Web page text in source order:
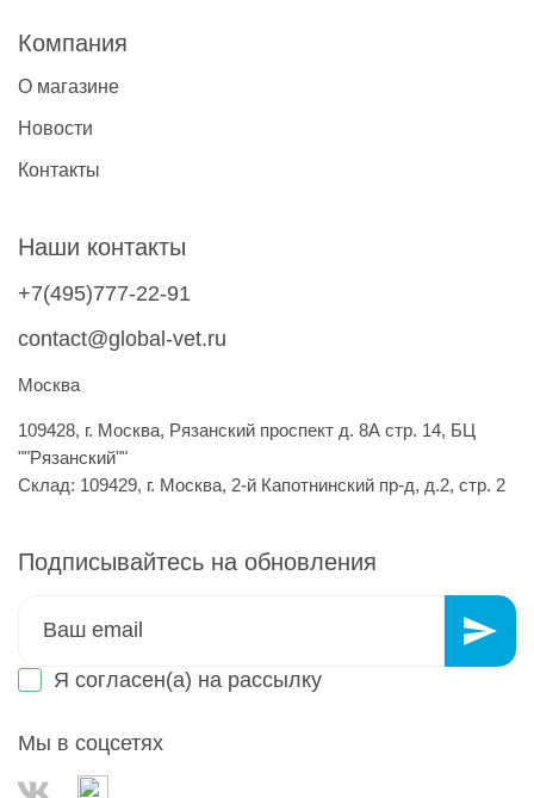
Компания
О магазине
Новости
Контакты
Наши контакты
+7(495)777-22-91
contact@global-vet.ru
Москва
109428, г. Москва, Рязанский проспект д. 8А стр. 14, БЦ
""Рязанский""
Склад: 109429, г. Москва, 2-й Капотнинский пр-д, д.2, стр. 2
Подписывайтесь на обновления
Я согласен(а) на рассылку
Мы в соцсетях